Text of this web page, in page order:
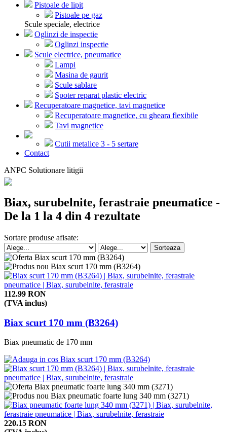
Pistoale de lipit
Pistoale pe gaz
Scule speciale, electrice
Oglinzi de inspectie
Oglinzi inspectie
Scule electrice, pneumatice
Lampi
Masina de gaurit
Scule sablare
Spoter reparat plastic electric
Recuperatoare magnetice, tavi magnetice
Recuperatoare magnetice, cu gheara flexibile
Tavi magnetice
Cutii metalice 3 - 5 sertare
Contact
ANPC Solutionare litigii
Biax, surubelnite, ferastraie pneumatice -
De la 1 la 4 din 4 rezultate
Sortare produse afisate:
112.99 RON
(TVA inclus)
Biax scurt 170 mm (B3264)
Biax pneumatic de 170 mm
220.15 RON